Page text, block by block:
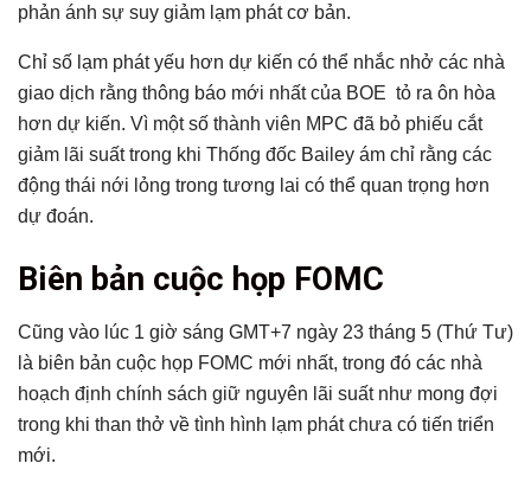
phản ánh sự suy giảm lạm phát cơ bản.
Chỉ số lạm phát yếu hơn dự kiến ​​có thể nhắc nhở các nhà
giao dịch rằng thông báo mới nhất của BOE tỏ ra ôn hòa
hơn dự kiến. Vì một số thành viên MPC đã bỏ phiếu cắt
giảm lãi suất trong khi Thống đốc Bailey ám chỉ rằng các
động thái nới lỏng trong tương lai có thể quan trọng hơn
dự đoán.
Biên bản cuộc họp FOMC
Cũng vào lúc 1 giờ sáng GMT+7 ngày 23 tháng 5 (Thứ Tư)
là biên bản cuộc họp FOMC mới nhất, trong đó các nhà
hoạch định chính sách giữ nguyên lãi suất như mong đợi
trong khi than thở về tình hình lạm phát chưa có tiến triển
mới.